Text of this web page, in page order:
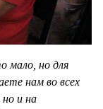
мало, но для
нам во всех
но и на